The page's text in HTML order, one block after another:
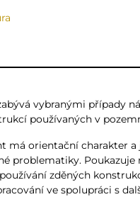
vybranými případy
používaných v
má orientační charakter a
problematiky. Poukazuje
zděných
ve spolupráci s